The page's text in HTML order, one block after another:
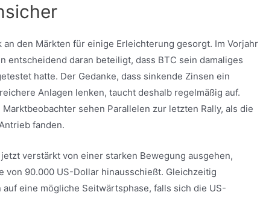
den Märkten für einige Erleichterung gesorgt. Im Vorjahr
entscheidend daran beteiligt, dass BTC sein damaliges
hatte. Der Gedanke, dass sinkende Zinsen ein
Anlagen lenken, taucht deshalb regelmäßig auf.
sehen Parallelen zur letzten Rally, als die
fanden.
verstärkt von einer starken Bewegung ausgehen,
von 90.000 US-Dollar hinausschießt. Gleichzeitig
eine mögliche Seitwärtsphase, falls sich die US-